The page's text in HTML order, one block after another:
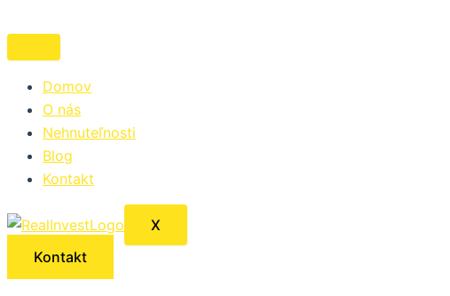
na
obsah
Domov
O nás
Nehnuteľnosti
Blog
Kontakt
X
Kontakt